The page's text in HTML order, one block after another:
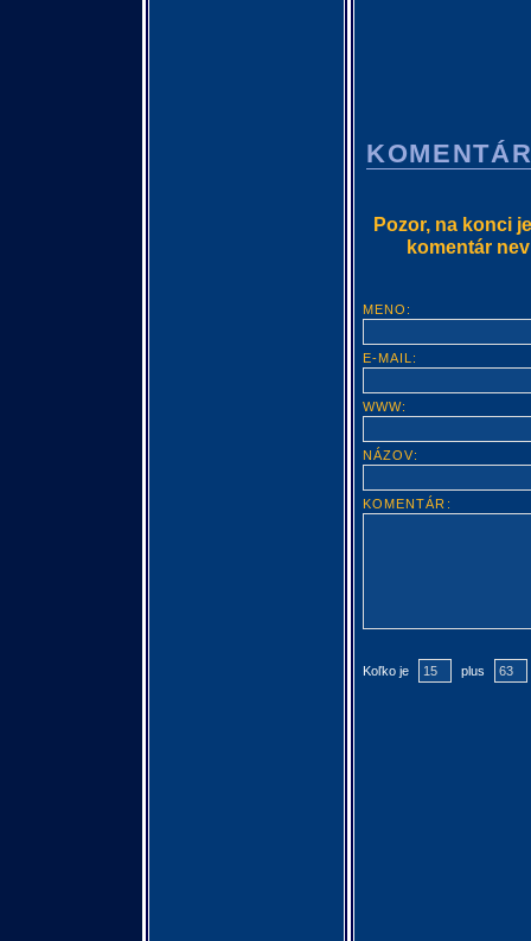
Pozor, na konci
komentár
MENO:
E-MAIL:
WWW:
NÁZOV:
KOMENTÁR:
Koľko je plus